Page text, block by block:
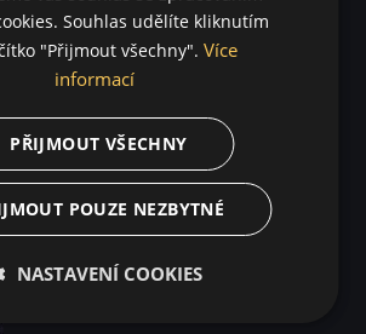
Souhlas udělíte kliknutím
"Přijmout všechny". Více
informací
PŘIJMOUT VŠECHNY
POUZE NEZBYTNÉ
NASTAVENÍ COOKIES